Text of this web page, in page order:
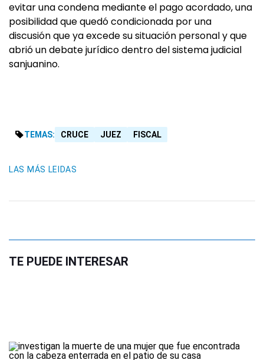
evitar una condena mediante el pago acordado, una
posibilidad que quedó condicionada por una
discusión que ya excede su situación personal y que
abrió un debate jurídico dentro del sistema judicial
sanjuanino.
TEMAS: CRUCE JUEZ FISCAL
LAS MÁS LEIDAS
TE PUEDE INTERESAR